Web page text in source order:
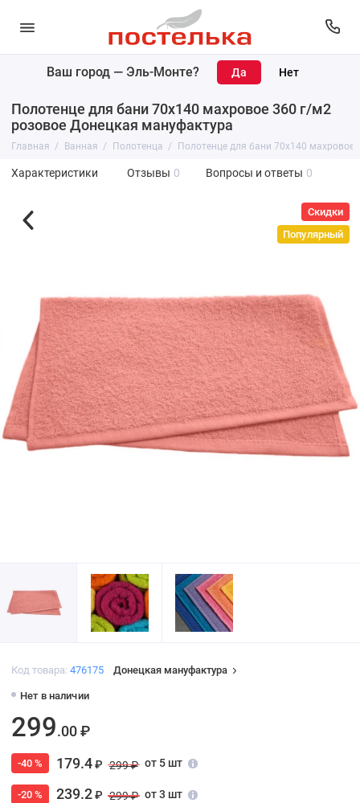
Ваш город — Эль-Монте?
Полотенце для бани 70х140 махровое 360 г/м2
розовое Донецкая мануфактура
Главная Ванная Полотенца Полотенце для бани 70х140
Характеристики Отзывы 0 Вопросы и ответы 0
Скидки
Популярный
Код товара: 476175 Донецкая мануфактура
Нет в наличии
299.00 ₽
-40 % 179.4₽ 299 ₽ от 5 шт
-20 % 239.2₽ 299 ₽ от 3 шт